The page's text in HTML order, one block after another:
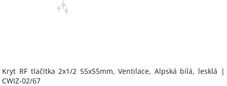
Kryt RF tlačítka 2x1/2 55x55mm, Ventilace, Alpská bílá, lesklá |
CWIZ-02/67